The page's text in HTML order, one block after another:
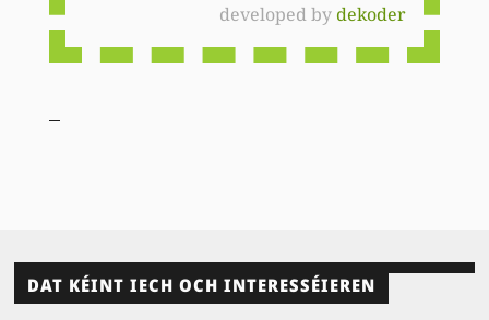
developed bydekoder
DAT KÉINT IECH OCH INTERESSÉIEREN